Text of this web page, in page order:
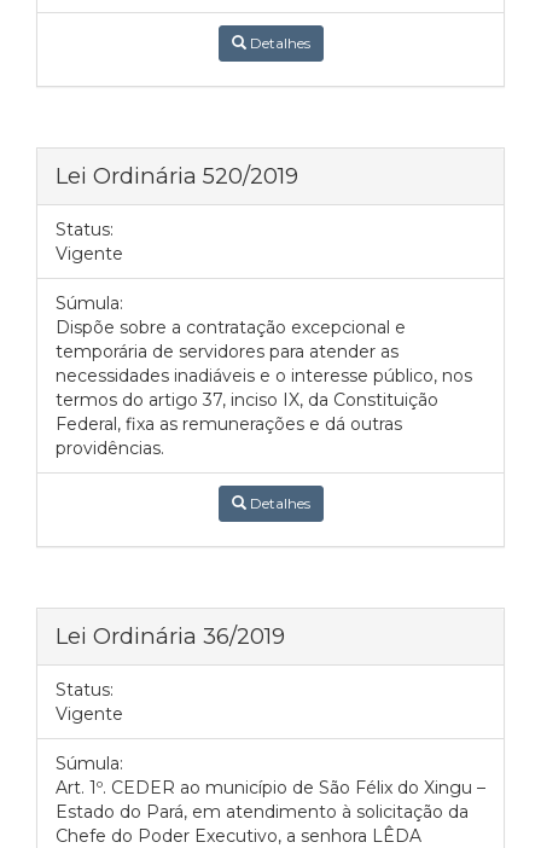
Detalhes
Lei Ordinária 520/2019
Status:
Vigente
Súmula:
Dispõe sobre a contratação excepcional e
temporária de servidores para atender as
necessidades inadiáveis e o interesse público, nos
termos do artigo 37, inciso IX, da Constituição
Federal, fixa as remunerações e dá outras
providências.
Detalhes
Lei Ordinária 36/2019
Status:
Vigente
Súmula:
Art. 1º. CEDER ao município de São Félix do Xingu –
Estado do Pará, em atendimento à solicitação da
Chefe do Poder Executivo, a senhora LÊDA